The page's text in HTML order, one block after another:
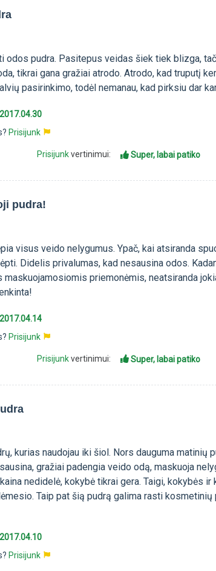
odos pudra. Pasitepus veidas šiek tiek blizga,
tikrai gana gražiai atrodo. Atrodo, kad truputį
pasirinkimo, todėl nemanau, kad pirksiu dar
2017.04.30
Prisijunk
Prisijunkvertinimui: Super, labai patiko
pudra!
visus veido nelygumus. Ypač, kai atsiranda
Didelis privalumas, kad nesausina odos.
maskuojamosiomis priemonėmis, neatsiranda
2017.04.14
Prisijunk
Prisijunkvertinimui: Super, labai patiko
kurias naudojau iki šiol. Nors dauguma matinių
gražiai padengia veido odą, maskuoja
nedidelė, kokybė tikrai gera. Taigi, kokybės ir
Taip pat šią pudrą galima rasti kosmetinių
2017.04.10
Prisijunk